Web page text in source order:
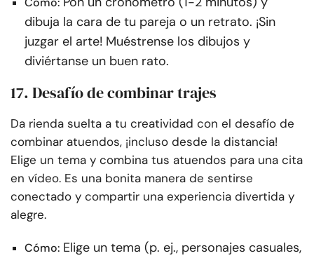
dibuja la cara de tu pareja o un retrato. ¡Sin
juzgar el arte! Muéstrense los dibujos y
diviértanse un buen rato.
17. Desafío de combinar trajes
Da rienda suelta a tu creatividad con el desafío de
combinar atuendos, ¡incluso desde la distancia!
Elige un tema y combina tus atuendos para una cita
en vídeo. Es una bonita manera de sentirse
conectado y compartir una experiencia divertida y
alegre.
Cómo: Elige un tema (p. ej., personajes casuales,